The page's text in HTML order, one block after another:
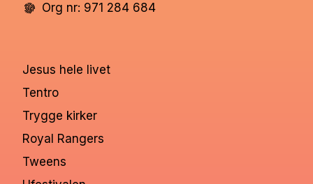
Org nr: 971 284 684
Jesus hele livet
Tentro
Trygge kirker
Royal Rangers
Tweens